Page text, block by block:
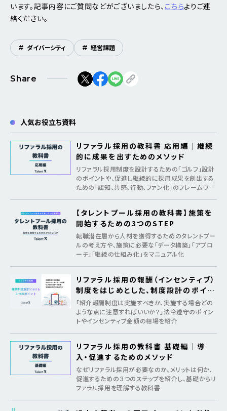
います。記事内容にご質問などがございましたら、 こちらよりご連
絡ください。
# ダイバーシティ # 経営課題
Share
人気お役立ち資料
リファラル採用の教科書 応用編｜継続
的に成果を出すためのメソッド
リファラル採用制度を設計するための「ゴルフ」設計
のポイントや、促進し継続的に採用成果を創出する
ための「認知、共感、行動、ファン化」のフレームワー
【タレントプール採用の教科書】施策を
開始するための3つのSTEP
転職潜在層から人材を獲得するためのタレントプー
ルの考え方や、施策に必要な「データ構築」「アプロ
ーチ」「継続の仕組み化」をマニュアル化
リファラル採用の報酬（インセンティブ）
制度をはじめとした、制度設計のポイン
ト
「紹介報酬制度は実施すべきか、実施する場合どの
ような点に注意すればいいか？」法令遵守のポイン
トやインセンティブ金額の相場を紹介
リファラル採用の教科書 基礎編｜導
入・促進するためのメソッド
なぜリファラル採用が必要なのか、メリットは何か、
促進するための３つのステップを紹介し、基礎からリ
ファラル採用を理解する教科書